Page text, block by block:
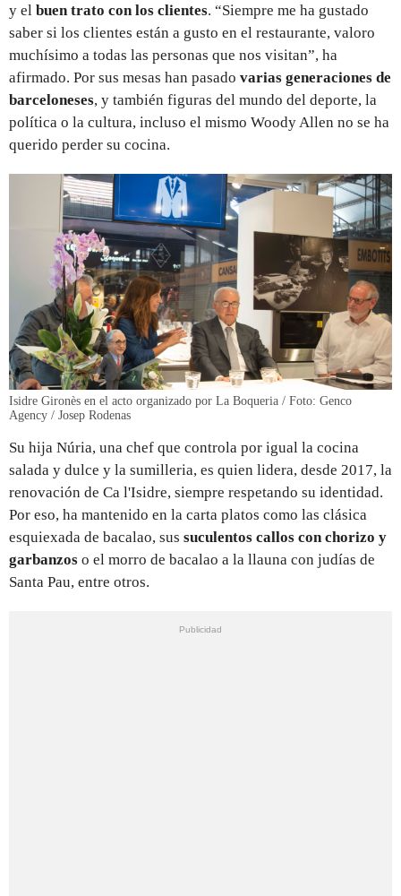
y el buen trato con los clientes. “Siempre me ha gustado
saber si los clientes están a gusto en el restaurante, valoro
muchísimo a todas las personas que nos visitan”, ha
afirmado. Por sus mesas han pasado varias generaciones de
barceloneses, y también figuras del mundo del deporte, la
política o la cultura, incluso el mismo Woody Allen no se ha
querido perder su cocina.
Isidre Gironès en el acto organizado por La Boqueria / Foto: Genco
Agency / Josep Rodenas
Su hija Núria, una chef que controla por igual la cocina
salada y dulce y la sumilleria, es quien lidera, desde 2017, la
renovación de Ca l'Isidre, siempre respetando su identidad.
Por eso, ha mantenido en la carta platos como las clásica
esquiexada de bacalao, sus suculentos callos con chorizo y
garbanzos o el morro de bacalao a la llauna con judías de
Santa Pau, entre otros.